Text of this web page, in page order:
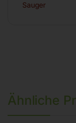
Sauger
Ähnliche